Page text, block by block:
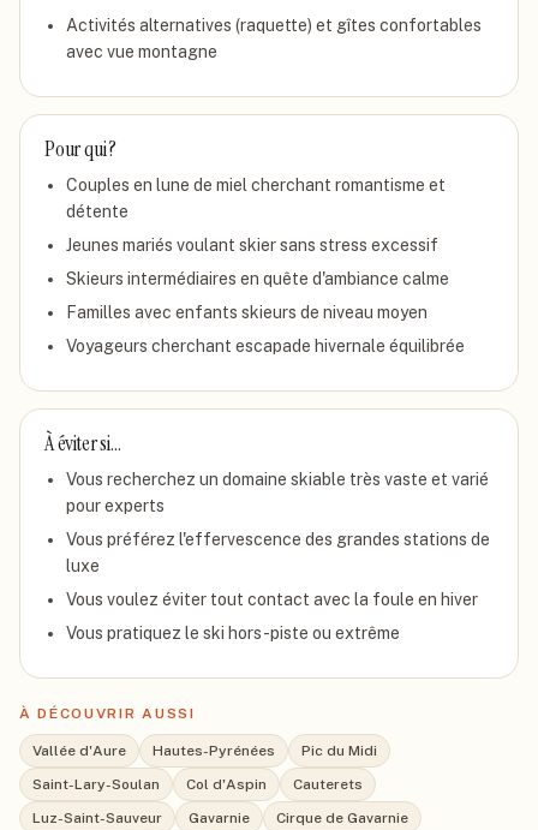
Activités alternatives (raquette) et gîtes confortables
avec vue montagne
Pour qui ?
Couples en lune de miel cherchant romantisme et
détente
Jeunes mariés voulant skier sans stress excessif
Skieurs intermédiaires en quête d'ambiance calme
Familles avec enfants skieurs de niveau moyen
Voyageurs cherchant escapade hivernale équilibrée
À éviter si…
Vous recherchez un domaine skiable très vaste et varié
pour experts
Vous préférez l'effervescence des grandes stations de
luxe
Vous voulez éviter tout contact avec la foule en hiver
Vous pratiquez le ski hors-piste ou extrême
À DÉCOUVRIR AUSSI
Vallée d'Aure Hautes-Pyrénées
Pic du Midi
Saint-Lary-Soulan
Col d'Aspin
Cauterets
Luz-Saint-Sauveur
Gavarnie
Cirque de Gavarnie